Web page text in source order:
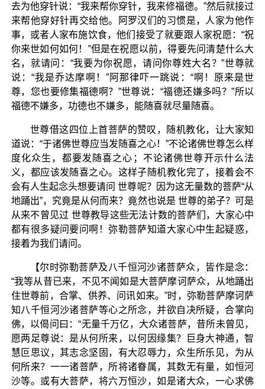
去为他穿针说：“我来帮你穿针，我来修福德。”然后就接过
来帮他穿好针再交给他。阿罗汉们的习惯是，人家为他作
事，或者人家布施饮食，他们接受了就要跟人家祝愿：“祝
你来世如何如何！”但是在祝愿以前，得要先问清楚什么大
名，就请问：“我要为你祝愿，请问你尊姓大名？”世尊就
说：“我是乔达摩啊！”阿那律吓一跳说：“啊！原来是世
尊，您也要修集福德啊？”世尊说：“福德还嫌多吗？”所以
福德不嫌多，功德也不嫌多，能随喜就尽量随喜。
世尊借这四位上首菩萨的赞叹，随机教化，让大家知
道说：“于诸佛世尊应当发随喜之心！”不论诸佛世尊怎么样
度化众生，都要发随喜之心；不论诸佛世尊开示什么法
义，都应该发随喜之心。这样子随机教化完了，接着会不
会有人生起念头想要请问 世尊呢？因为这无量数的菩萨“从
地踊出”，究竟是从何而来？竟然也说是 世尊的弟子？可是
从来不曾见过 世尊教导这些无法计数的菩萨们，大家心中
都有很多疑问要问啊！弥勒菩萨知道大家心中生起疑惑，
接着为我们请问。
【尔时弥勒菩萨及八千恒河沙诸菩萨众，皆作是念：
“我等从昔已来，不见不闻如是大菩萨摩诃萨众，从地踊出
住世尊前，合掌、供养、问讯如来。”时，弥勒菩萨摩诃萨
知八千恒河沙诸菩萨等心之所念，并欲自决所疑，合掌向
佛，以偈问曰：“无量千万亿，大众诸菩萨，昔所未曾见，
愿两足尊说：是从何所来，以何因缘集？巨身大神通，智
慧叵思议，其志念坚固，有大忍辱力，众生所乐见，为从
何所来？一一诸菩萨，所将诸眷属，其数无有量，如恒河
沙等。或有大菩萨，将六万恒沙，如是诸大众，一心求佛